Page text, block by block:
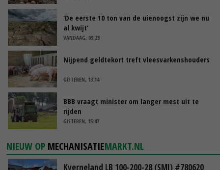
‘De eerste 10 ton van de uienoogst zijn we nu
al kwijt’
VANDAAG, 09:28
Nijpend geldtekort treft vleesvarkenshouders
GISTEREN, 13:14
BBB vraagt minister om langer mest uit te
rijden
GISTEREN, 15:47
NIEUW OP MECHANISATIEMARKT.NL
Kverneland LB 100-200-28 (SMI) #780620